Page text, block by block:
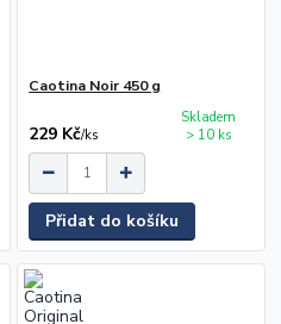
Caotina Noir 450 g
229 Kč/ks
Skladem
> 10 ks
Přidat do košíku